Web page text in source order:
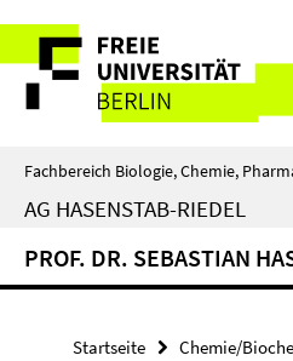
direkt
Inhalt
Service-
Navigation
Fachbereich Biologie, Chemie,
AG HASENSTAB-RIEDEL
PROF. DR. SEBASTIAN
Startseite Chemie/